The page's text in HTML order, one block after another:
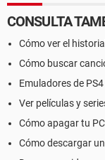
CONSULTA
Cómo ver el
Cómo buscar
Emuladores de
Ver películas y
Cómo apagar tu
Cómo descargar